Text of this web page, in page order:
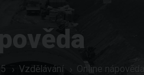
Vzdělávání Online nápověda